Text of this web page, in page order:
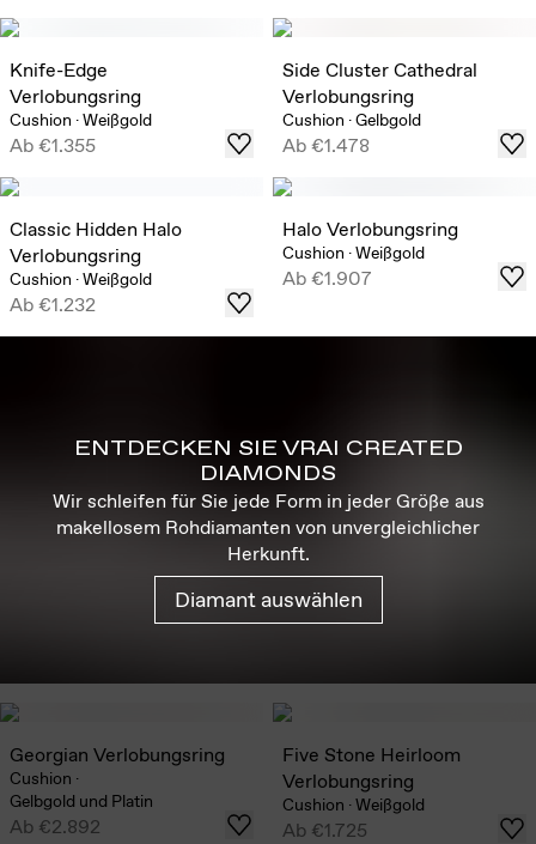
Knife-Edge
Verlobungsring
Cushion ·Weißgold
Ab€1.355
Side Cluster Cathedral
Verlobungsring
Cushion ·Gelbgold
Ab€1.478
Classic Hidden Halo
Verlobungsring
Cushion ·Weißgold
Ab€1.232
Halo Verlobungsring
Cushion ·Weißgold
Ab€1.907
ENTDECKEN SIE VRAI CREATED
DIAMONDS
Wir schleifen für Sie jede Form in jeder Größe aus
makellosem Rohdiamanten von unvergleichlicher
Herkunft.
Diamant auswählen
Georgian Verlobungsring
Cushion ·
Gelbgold und Platin
Ab €2.892
Five Stone Heirloom
Verlobungsring
Cushion ·Weißgold
Ab €1.725